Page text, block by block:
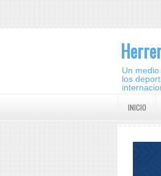
Un
los
INICIO